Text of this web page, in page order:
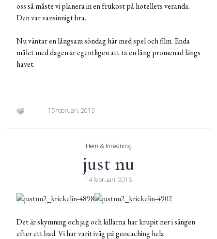
oss så måste vi planera in en frukost på hotellets veranda.
Den var vansinnigt bra.
Nu väntar en långsam söndag här med spel och film. Enda
målet med dagen är egentligen att ta en lång promenad längs
havet.
15 februari, 2015
Hem & Inredning
just nu
14 februari, 2015
Det är skymning och jag och killarna har krupit ner i sängen
efter ett bad. Vi har varit iväg på geocaching hela